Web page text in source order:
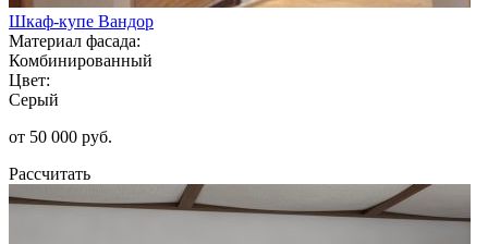
Шкаф-купе Вандор
Материал фасада:
Комбинированный
Цвет:
Серый
от 50 000 руб.
Рассчитать